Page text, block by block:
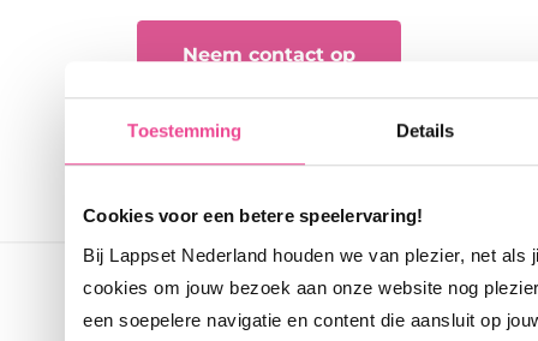
Toestemming Details
Cookies voor een betere speelervaring!
Bij Lappset Nederland houden we van plezier, net als
cookies om jouw bezoek aan onze website nog
een soepelere navigatie en content die aansluit op
Neem contact op